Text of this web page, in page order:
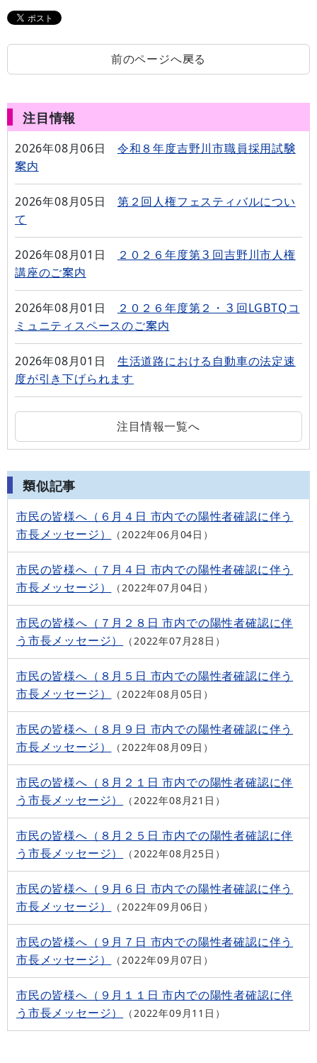
前のページへ戻る
注目情報
2026年08月06日
令和８年度吉野川市職員採用試験
案内
2026年08月05日
第２回人権フェスティバルについ
て
2026年08月01日
２０２６年度第３回吉野川市人権
講座のご案内
2026年08月01日
２０２６年度第２・３回LGBTQコ
ミュニティスペースのご案内
2026年08月01日
生活道路における自動車の法定速
度が引き下げられます
注目情報一覧へ
類似記事
市民の皆様へ（６月４日 市内での陽性者確認に伴う
市長メッセージ）
2022年06月04日
市民の皆様へ（７月４日 市内での陽性者確認に伴う
市長メッセージ）
2022年07月04日
市民の皆様へ（７月２８日 市内での陽性者確認に伴
う市長メッセージ）
2022年07月28日
市民の皆様へ（８月５日 市内での陽性者確認に伴う
市長メッセージ）
2022年08月05日
市民の皆様へ（８月９日 市内での陽性者確認に伴う
市長メッセージ）
2022年08月09日
市民の皆様へ（８月２１日 市内での陽性者確認に伴
う市長メッセージ）
2022年08月21日
市民の皆様へ（８月２５日 市内での陽性者確認に伴
う市長メッセージ）
2022年08月25日
市民の皆様へ（９月６日 市内での陽性者確認に伴う
市長メッセージ）
2022年09月06日
市民の皆様へ（９月７日 市内での陽性者確認に伴う
市長メッセージ）
2022年09月07日
市民の皆様へ（９月１１日 市内での陽性者確認に伴
う市長メッセージ）
2022年09月11日